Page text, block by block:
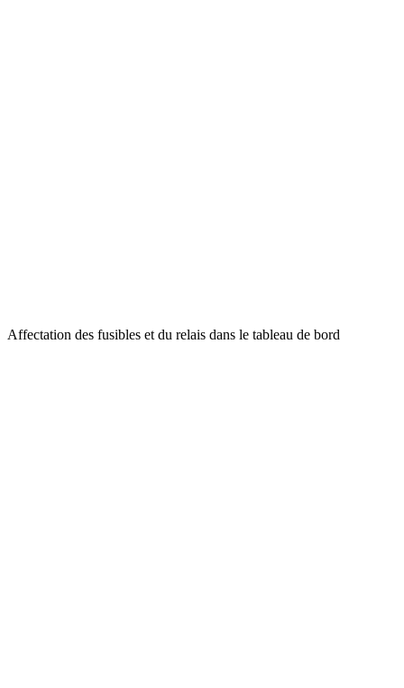
Affectation des fusibles et du relais dans le tableau de bord